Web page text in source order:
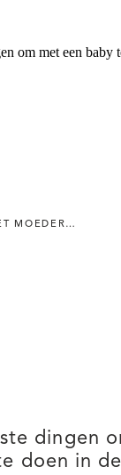
MOEDERSCHAP
dingen
doen in